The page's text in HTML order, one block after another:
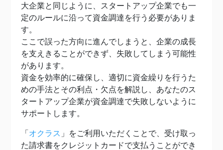
大企業と同じように、スタートアップ企業でも一
定のルールに沿って資金調達を行う必要がありま
す。
ここで誤った方向に進んでしまうと、企業の成長
を支えきることができず、失敗してしまう可能性
があります。
資金を効率的に確保し、適切に資金繰りを行うた
めの手法とその利点・欠点を解説し、あなたのス
タートアップ企業が資金調達で失敗しないように
サポートします。
「 オクラス 」をご利用いただくことで、受け取っ
た請求書をクレジットカードで支払うことができ